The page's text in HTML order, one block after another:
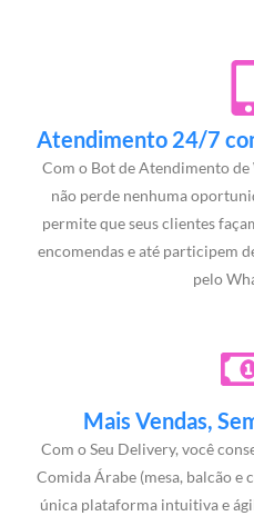
Atendimento 24/7
Com o Bot de Atendimento
não perde nenhuma
permite que seus clientes
encomendas e até participem
pelo
Mais Vendas,
Com o Seu Delivery, você
Comida Árabe (mesa, balcão e
única plataforma intuitiva e